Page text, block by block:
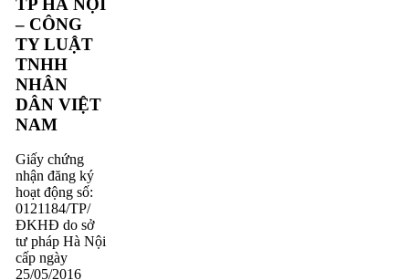
– CÔNG
TY LUẬT
TNHH
NHÂN
DÂN VIỆT
NAM
Giấy chứng
nhận đăng ký
hoạt động số:
0121184/TP/
ĐKHĐ do sở
tư pháp Hà Nội
cấp ngày
25/05/2016